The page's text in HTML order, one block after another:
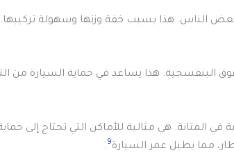
في المتانة. هي مثالية للأماكن التي تحتاج إلى
مما يطيل عمر السيارة9
.